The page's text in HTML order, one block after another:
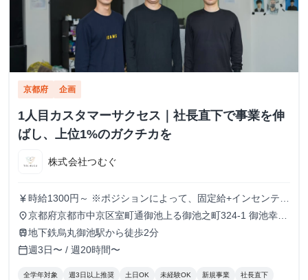
京都府 企画
1人目カスタマーサクセス｜社長直下で事業を伸
ばし、上位1%のガクチカを
株式会社つむぐ
currency_yen 時給1300円～ ※ポジションによって、固定給+インセンティ
ブという形態も可
place京都府京都市中京区室町通御池上る御池之町324-1 御池幸登
ビル7階
train地下鉄烏丸御池駅から徒歩2分
calendar_today週3日〜 / 週20時間〜
全学年対象 週3日以上推奨 土日OK 未経験OK 新規事業 社長直下